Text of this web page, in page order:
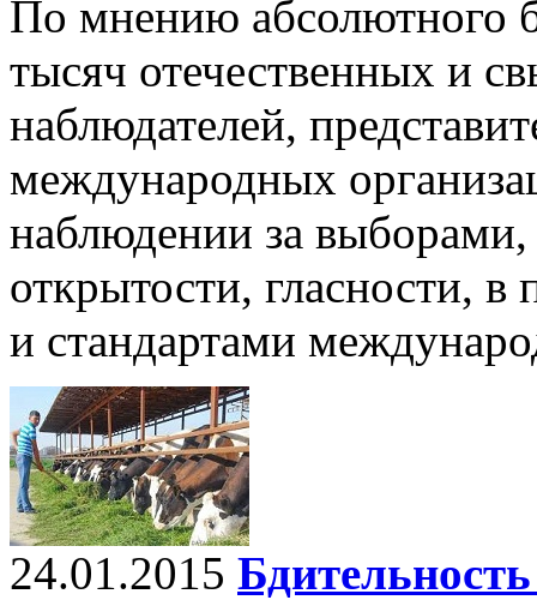
По мнению абсолютного
тысяч отечественных и
наблюдателей,
международных
наблюдении за
открытости, гласности,
и стандартами
24.01.2015